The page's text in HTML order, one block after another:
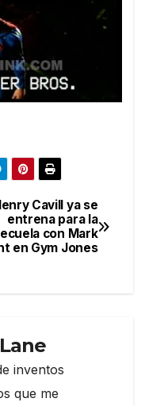
Cavill ya se
entrena para la
con Mark
en Gym Jones
inventos
que me